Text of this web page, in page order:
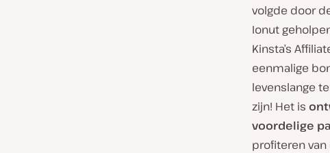
volgde door
Ionut
Kinsta’s
eenmalige
levenslange
zijn! Het is
voordelige
profiteren